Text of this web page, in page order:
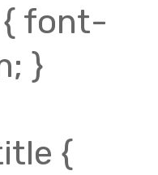
font-
}
{